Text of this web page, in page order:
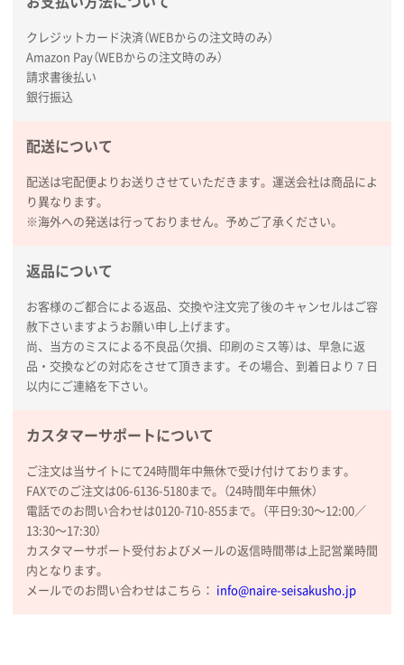
広島県(社様
枚
2026年01月27日 13:12
毎年注文しており、信頼できるから。出来上がりも満
熊本県S社様
ぺんてる ビクーニャフィール1000枚
2026年01月26日 15:45
印刷範囲が広かったから、取扱商品
新潟県R社様
2026年01月16日 10:53
納期が比較的短く、ロット数が豊富に選べて価格が安
かったため
山口県P社様
③1枚
希望の商品の取り扱いがあったので
大阪府のお客様
厚手コットンマチ付トートL ナチュラル(A4対応)
200枚
2025年12月25日 13:33
クレジットカード決済（WEBからの注文時のみ）
Amazon Pay（WEBからの注文時のみ）
請求書後払い
銀行振込
配送について
配送は宅配便よりお送りさせていただきます。運送会社は商品によ
り異なります。
※海外への発送は行っておりません。予めご了承ください。
返品について
お客様のご都合による返品、交換や注文完了後のキャンセルはご容
赦下さいますようお願い申し上げます。
尚、当方のミスによる不良品（欠損、印刷のミス等）は、早急に返
品・交換などの対応をさせて頂きます。その場合、到着日より７日
以内にご連絡を下さい。
カスタマーサポートについて
ご注文は当サイトにて24時間年中無休で受け付けております。
FAXでのご注文は06-6136-5180まで。（24時間年中無休）
電話でのお問い合わせは0120-710-855まで。（平日9:30〜12:00／
13:30〜17:30）
カスタマーサポート受付およびメールの返信時間帯は上記営業時間
内となります。
メールでのお問い合わせはこちら： info@naire-seisakusho.jp